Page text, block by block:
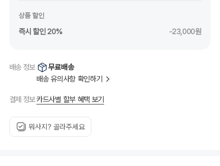
상품 할인
즉시 할인 20% -23,000원
배송 정보
무료배송
배송 유의사항 확인하기
결제 정보카드사별 할부 혜택 보기
뭐사지? 골라주세요